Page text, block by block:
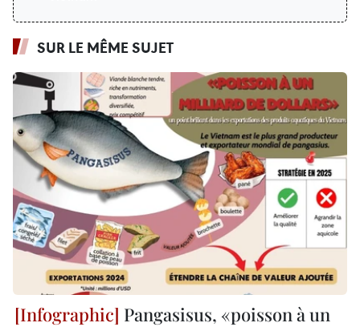
SUR LE MÊME SUJET
Pangasisus, «poisson à un